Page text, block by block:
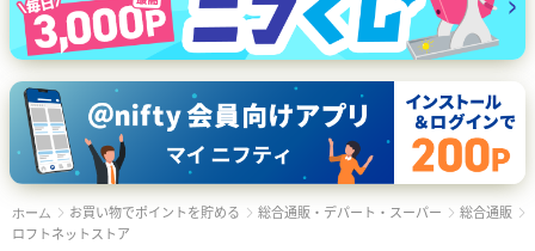
ホーム お買い物でポイントを貯める 総合通販・デパート・スーパー
総合通販
ロフトネットストア